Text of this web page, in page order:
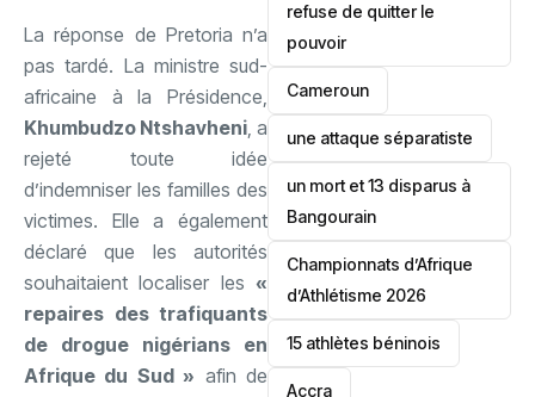
La réponse de Pretoria n’a
pas tardé. La ministre sud-
africaine à la Présidence,
Khumbudzo Ntshavheni, a
rejeté toute idée
d’indemniser les familles des
victimes. Elle a également
déclaré que les autorités
souhaitaient localiser les «
repaires des trafiquants
de drogue nigérians en
Afrique du Sud » afin de
refuse de quitter le
pouvoir
‎Cameroun
une attaque séparatiste
un mort et 13 disparus à
Bangourain
‎Championnats d’Afrique
d’Athlétisme 2026
15 athlètes béninois
Accra